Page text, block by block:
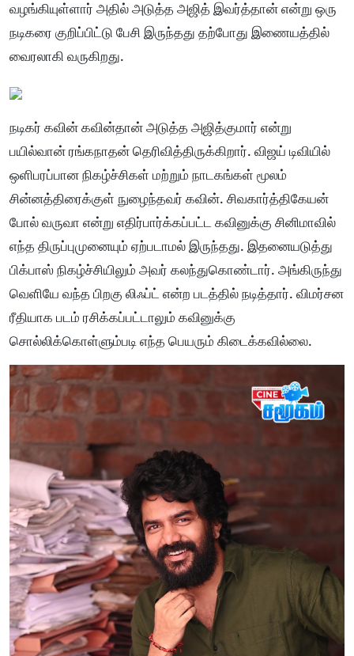
வழங்கியுள்ளார் அதில் அடுத்த அஜித் இவர்த்தான் என்று ஒரு
நடிகரை குறிப்பிட்டு பேசி இருந்தது தற்போது இணையத்தில்
வைரலாகி வருகிறது.
நடிகர் கவின் கவின்தான் அடுத்த அஜித்குமார் என்று
பயில்வான் ரங்கநாதன் தெரிவித்திருக்கிறார். விஜய் டிவியில்
ஒளிபரப்பான நிகழ்ச்சிகள் மற்றும் நாடகங்கள் மூலம்
சின்னத்திரைக்குள் நுழைந்தவர் கவின். சிவகார்த்திகேயன்
போல் வருவா என்று எதிர்பார்க்கப்பட்ட கவினுக்கு சினிமாவில்
எந்த திருப்புமுனையும் ஏற்படாமல் இருந்தது. இதனையடுத்து
பிக்பாஸ் நிகழ்ச்சியிலும் அவர் கலந்துகொண்டார். அங்கிருந்து
வெளியே வந்த பிறகு லிஃப்ட் என்ற படத்தில் நடித்தார். விமர்சன
ரீதியாக படம் ரசிக்கப்பட்டாலும் கவினுக்கு
சொல்லிக்கொள்ளும்படி எந்த பெயரும் கிடைக்கவில்லை.